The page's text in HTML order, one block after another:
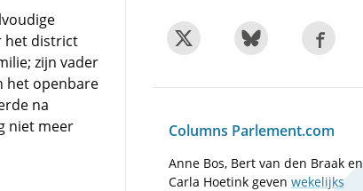
het district
zijn vader
het openbare
na
niet meer
Columns Parlement.com
Anne Bos, Bert van den Braak en
Carla Hoetink gevenwekelijks